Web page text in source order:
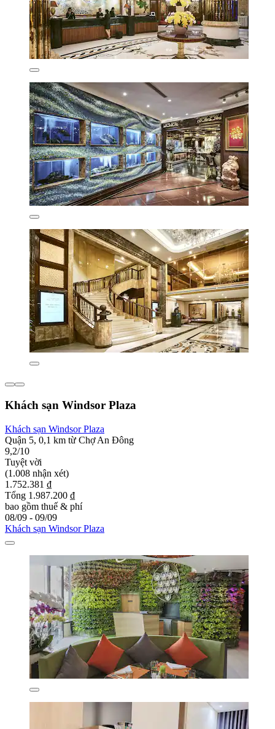
Khách sạn Windsor Plaza
Khách sạn Windsor Plaza
Quận 5, 0,1 km từ Chợ An Đông
9,2/10
Tuyệt vời
(1.008 nhận xét)
1.752.381 ₫
Tổng 1.987.200 ₫
bao gồm thuế & phí
08/09 - 09/09
Khách sạn Windsor Plaza